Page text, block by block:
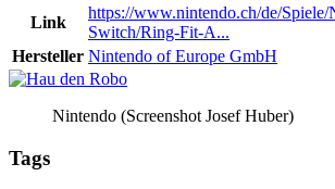
Link
https://www.nintendo.ch/de/Spiele/
Switch/Ring-Fit-A...
Hersteller Nintendo of Europe GmbH
Nintendo (Screenshot Josef Huber)
Tags